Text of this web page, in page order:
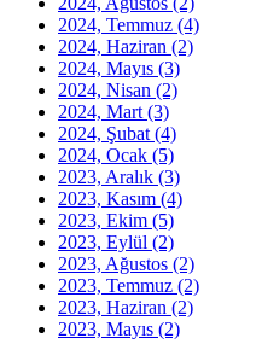
2024, Temmuz (4)
2024, Haziran (2)
2024, Mayıs (3)
2024, Nisan (2)
2024, Mart (3)
2024, Şubat (4)
2024, Ocak (5)
2023, Aralık (3)
2023, Kasım (4)
2023, Ekim (5)
2023, Eylül (2)
2023, Ağustos (2)
2023, Temmuz (2)
2023, Haziran (2)
2023, Mayıs (2)